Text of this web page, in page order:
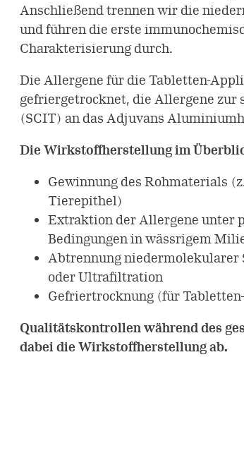
Anschließend trennen wir die
und führen die erste
Charakterisierung durch.
Die Allergene für die Tabletten-
gefriergetrocknet, die Allergene zur
(SCIT) an das Adjuvans
Die Wirkstoffherstellung im
Gewinnung des Rohmaterials
Tierepithel)
Extraktion der Allergene unter
Bedingungen in wässrigem
Abtrennung niedermolekularer
oder Ultrafiltration
Gefriertrocknung (für
Qualitätskontrollen während des
dabei die Wirkstoffherstellung ab.